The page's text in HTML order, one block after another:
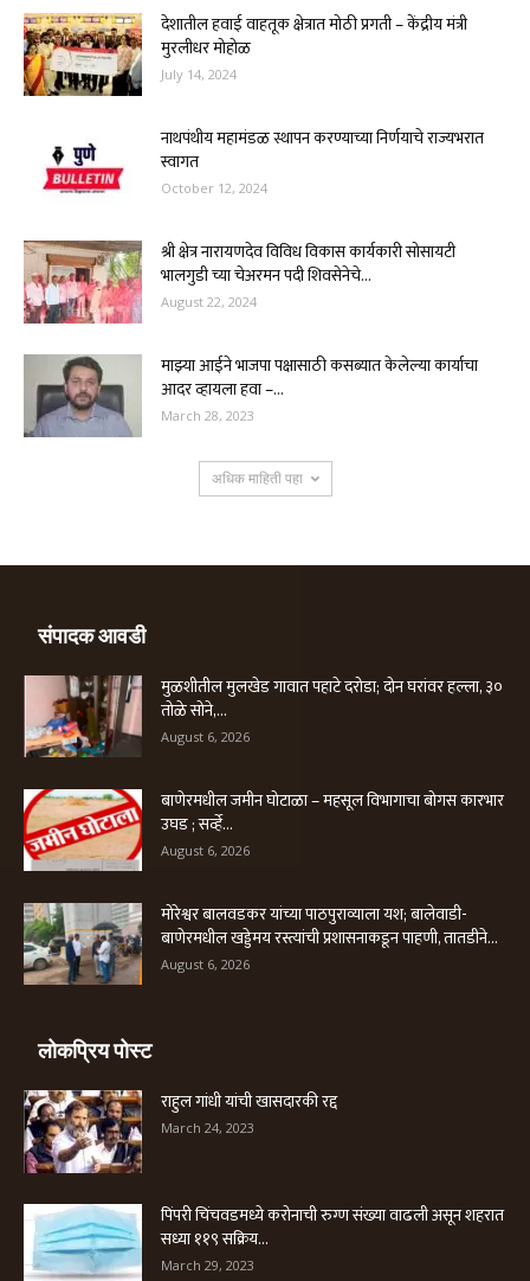
देशातील हवाई वाहतूक क्षेत्रात मोठी प्रगती – केंद्रीय मंत्री
मुरलीधर मोहोळ
July 14, 2024
नाथपंथीय महामंडळ स्थापन करण्याच्या निर्णयाचे राज्यभरात
स्वागत
October 12, 2024
श्री क्षेत्र नारायणदेव विविध विकास कार्यकारी सोसायटी
भालगुडी च्या चेअरमन पदी शिवसेनेचे...
August 22, 2024
माझ्या आईने भाजपा पक्षासाठी कसब्यात केलेल्या कार्याचा
आदर व्हायला हवा –...
March 28, 2023
अधिक माहिती पहा
संपादक आवडी
मुळशीतील मुलखेड गावात पहाटे दरोडा; दोन घरांवर हल्ला, ३०
तोळे सोने,...
August 6, 2026
बाणेरमधील जमीन घोटाळा – महसूल विभागाचा बोगस कारभार
उघड ; सर्व्हे...
August 6, 2026
मोरेश्वर बालवडकर यांच्या पाठपुराव्याला यश; बालेवाडी-
बाणेरमधील खड्डेमय रस्त्यांची प्रशासनाकडून पाहणी, तातडीने...
August 6, 2026
लोकप्रिय पोस्ट
राहुल गांधी यांची खासदारकी रद्द
March 24, 2023
पिंपरी चिंचवडमध्ये करोनाची रुग्ण संख्या वाढली असून शहरात
सध्या ११९ सक्रिय...
March 29, 2023